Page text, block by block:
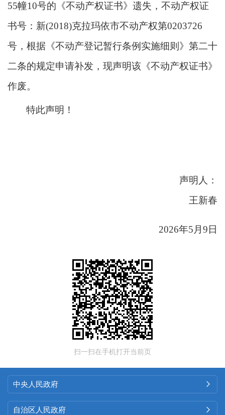
55幢10号的《不动产权证书》遗失，不动产权证
书号：新(2018)克拉玛依市不动产权第0203726
号，根据《不动产登记暂行条例实施细则》第二十
二条的规定申请补发，现声明该《不动产权证书》
作废。
特此声明！
声明人：
王新春
2026年5月9日
扫一扫在手机打开当前页
中央人民政府 
自治区人民政府 